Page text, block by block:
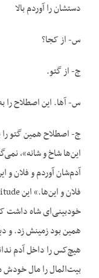
دستشان را آوردم بالا
س- از کجا؟
ج- از گتو.
س- آها. این اصطلاح را
ج- اصطلاح همین گتو را
این‌ها شاخ و شانه»،
آدم‌شان آوردم و فلان و
خودبینی‌ای شاه داشت
همین بود زمینش زد. و
هیچ‌کس را داخل آدم
بیت‌المال را مال